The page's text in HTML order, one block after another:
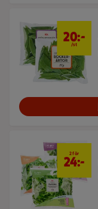
20 kr/st
20:-
/st
2 för
24:-